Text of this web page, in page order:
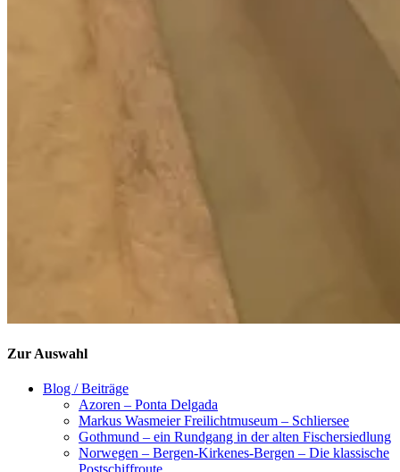
Zur Auswahl
Blog / Beiträge
Azoren – Ponta Delgada
Markus Wasmeier Freilichtmuseum – Schliersee
Gothmund – ein Rundgang in der alten Fischersiedlung
Norwegen – Bergen-Kirkenes-Bergen – Die klassische